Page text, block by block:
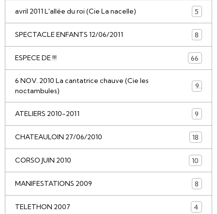
avril 2011 L'allée du roi (Cie La nacelle) 5
SPECTACLE ENFANTS 12/06/2011 8
ESPECE DE !!! 66
6 NOV. 2010 La cantatrice chauve (Cie les
noctambules)
9
ATELIERS 2010-2011 9
CHATEAULOIN 27/06/2010 18
CORSO JUIN 2010 10
MANIFESTATIONS 2009 8
TELETHON 2007 4